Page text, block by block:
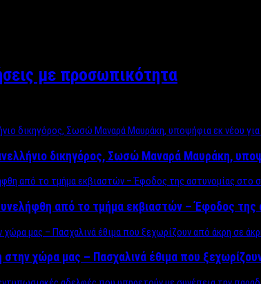
με προσωπικότητα
δικηγόρος, Σωσώ Μαναρά Μαυράκη,
από το τμήμα εκβιαστών – Έφοδος της
χώρα μας – Πασχαλινά έθιμα που